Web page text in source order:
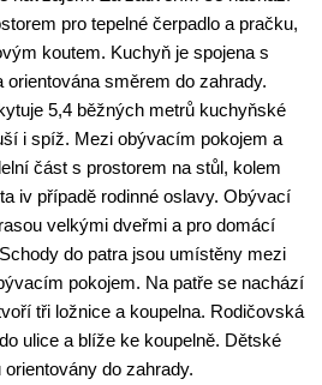
pro tepelné čerpadlo a pračku,
koutem. Kuchyň je spojena s
směrem do zahrady.
5,4 běžných metrů kuchyňské
i spíž. Mezi obývacím pokojem a
část s prostorem na stůl, kolem
iv případě rodinné oslavy. Obývací
velkými dveřmi a pro domácí
do patra jsou umístěny mezi
pokojem. Na patře se nachází
tři ložnice a koupelna. Rodičovská
ulice a blíže ke koupelně. Dětské
orientovány do zahrady.